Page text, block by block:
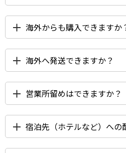
海外からも購入できますか
海外へ発送できますか？
営業所留めはできますか？
宿泊先（ホテルなど）への